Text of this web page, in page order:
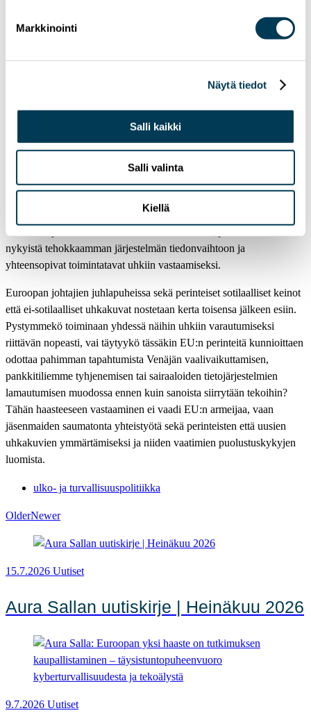
Markkinointi
Näytä tiedot
Salli kaikki
Salli valinta
Kiellä
Vuonna 2017 Windows-käyttöjärjestelmässä ollutta heikkoa kohtaa
hyväksikäyttänyt Wannacry-haittaohjelma levisi 150 maahan, josta
kovalevyistä aiheuttaen muutamassa päivässä satojen miljoonien
Kyber- ja hybridiuhkien torjuminen ja turvallisuutemme
vahvistaminen Euroopan tasolla vaatii jatkuvaa uhkien seurantaa ja
tilannetietoisuutta yli jäsenmaiden rajojen. Luotettavan
kokonaiskuvan saaminen Eurooppaan kohdistuvista uhista on
tietojärjestelmien, kielten ja poliittisen tahtotilan vuoksi. Tämä
voidaan myös kääntää unionimme vahvuudeksi, jos kehitämme
nykyistä tehokkaamman järjestelmän tiedonvaihtoon ja
yhteensopivat toimintatavat uhkiin vastaamiseksi.
Euroopan johtajien juhlapuheissa sekä perinteiset sotilaalliset keinot
että ei-sotilaalliset uhkakuvat nostetaan kerta toisensa jälkeen esiin.
Pystymmekö toiminaan yhdessä näihin uhkiin varautumiseksi
riittävän nopeasti, vai täytyykö tässäkin EU:n perinteitä kunnioittaen
odottaa pahimman tapahtumista Venäjän vaalivaikuttamisen,
pankkitiliemme tyhjenemisen tai sairaaloiden tietojärjestelmien
lamautumisen muodossa ennen kuin sanoista siirrytään tekoihin?
Tähän haasteeseen vastaaminen ei vaadi EU:n armeijaa, vaan
jäsenmaiden saumatonta yhteistyötä sekä perinteisten että uusien
uhkakuvien ymmärtämiseksi ja niiden vaatimien puolustuskykyjen
luomista.
ulko- ja turvallisuuspolitiikka
OlderNewer
15.7.2026 Uutiset
Aura Sallan uutiskirje | Heinäkuu 2026
9.7.2026 Uutiset